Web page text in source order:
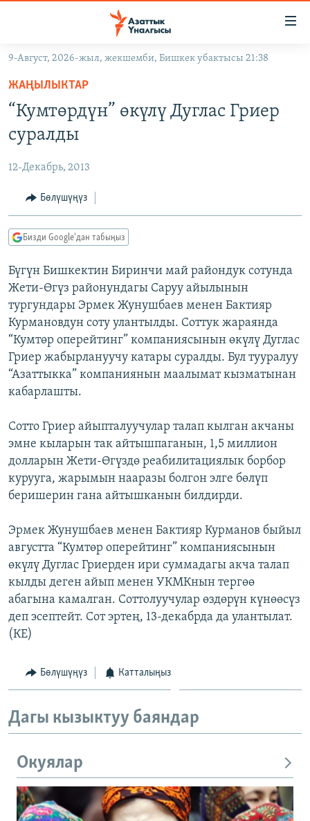
Навигацияга
өтүңүз
Издөөгө
салыңыз
КЫРГЫЗСТАН
КЫРГЫЗСТАН
ЭКОНОМИКА
МАДАНИЯТ
ДҮЙНӨ
БОРБОР АЗИЯ
УКРАИНА
АТАЙЫН ИЛИКТӨӨ
ТВ ПРОГРАММАЛАР
ЭКСПЕРТТЕР ТАЛДАЙТ
БИЗ ЖАНА ДҮЙНӨ
ДАНИСТЕ
ЭЖЕ-СИҢДИЛЕР
АЗАТТЫК+
ЫҢГАЙСЫЗ СУРООЛОР
ӨЗГӨЧӨ ПИКИР
Русский
ОНЛАЙН ШЕРИНЕ
9-Август, 2026-жыл, жекшемби, Бишкек убактысы 21:38
ЖАҢЫЛЫКТАР
“Кумтөрдүн” өкүлү Дуглас Гриер
суралды
12-Декабрь, 2013
Бөлүшүңүз
Бизди Google'дан табыңыз
Бүгүн Бишкектин Биринчи май райондук сотунда
Жети-Өгүз районундагы Саруу айылынын
тургундары Эрмек Жунушбаев менен Бактияр
Курмановдун соту улантылды. Соттук жараянда
“Кумтөр оперейтинг” компаниясынын өкүлү Дуглас
Гриер жабырлануучу катары суралды. Бул тууралуу
“Азаттыкка” компаниянын маалымат кызматынан
кабарлашты.
Сотто Гриер айыпталуучулар талап кылган акчаны
эмне кыларын так айтышпаганын, 1,5 миллион
долларын Жети-Өгүздө реабилитациялык борбор
курууга, жарымын нааразы болгон элге бөлүп
беришерин гана айтышканын билдирди.
Эрмек Жунушбаев менен Бактияр Курманов быйыл
августта “Кумтөр оперейтинг” компаниясынын
өкүлү Дуглас Гриерден ири суммадагы акча талап
кылды деген айып менен УКМКнын тергөө
абагына камалган. Соттолуучулар өздөрүн күнөөсүз
деп эсептейт. Сот эртең, 13-декабрда да улантылат.
(КЕ)
Бөлүшүңүз Катталыңыз
Дагы кызыктуу баяндар
Окуялар